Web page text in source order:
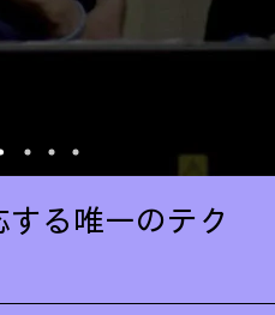
る唯一のテク